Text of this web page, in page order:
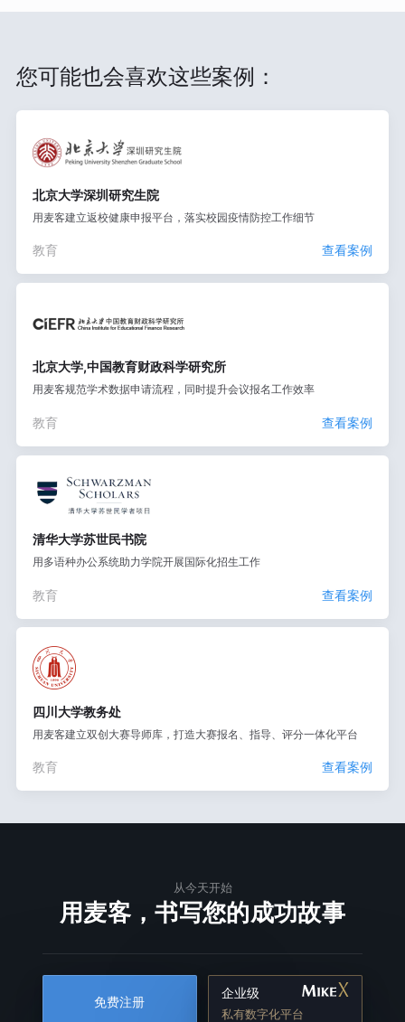
您可能也会喜欢这些案例：
北京大学深圳研究生院
用麦客建立返校健康申报平台，落实校园疫情防控工作细节
教育 查看案例
北京大学,中国教育财政科学研究所
用麦客规范学术数据申请流程，同时提升会议报名工作效率
教育 查看案例
清华大学苏世民书院
用多语种办公系统助力学院开展国际化招生工作
教育 查看案例
四川大学教务处
用麦客建立双创大赛导师库，打造大赛报名、指导、评分一体化平台
教育 查看案例
从今天开始
用麦客，书写您的成功故事
免费注册
企业级
私有数字化平台